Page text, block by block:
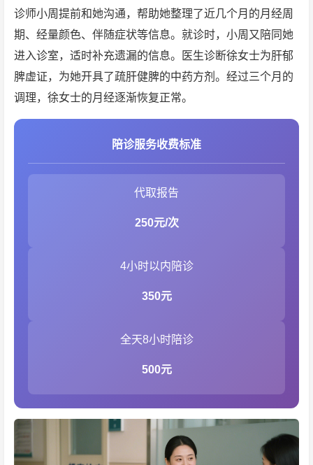
诊师小周提前和她沟通，帮助她整理了近几个月的月经周
期、经量颜色、伴随症状等信息。就诊时，小周又陪同她
进入诊室，适时补充遗漏的信息。医生诊断徐女士为肝郁
脾虚证，为她开具了疏肝健脾的中药方剂。经过三个月的
调理，徐女士的月经逐渐恢复正常。
陪诊服务收费标准
代取报告
250元/次
4小时以内陪诊
350元
全天8小时陪诊
500元